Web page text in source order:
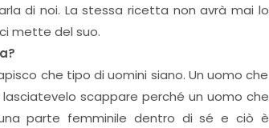
di noi. La stessa ricetta non avrà mai lo
mette del suo.
che tipo di uomini siano. Un uomo che
scappare perché un uomo che
parte femminile dentro di sé e ciò è